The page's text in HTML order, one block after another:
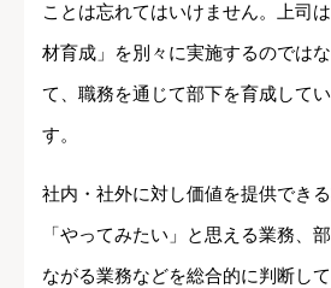
ことは忘れてはいけません。上司
材育成」を別々に実施するのでは
て、職務を通じて部下を育成して
す。
社内・社外に対し価値を提供でき
「やってみたい」と思える業務、
ながる業務などを総合的に判断し